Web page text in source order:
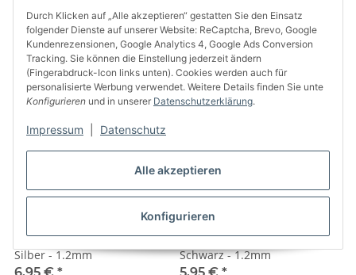
Alle akzeptieren
Konfigurieren
Durch Klicken auf „Alle akzeptieren“ gestatten Sie den Einsatz
folgender Dienste auf unserer Website: ReCaptcha, Brevo, Google
Kundenrezensionen, Google Analytics 4, Google Ads Conversion
Tracking. Sie können die Einstellung jederzeit ändern
(Fingerabdruck-Icon links unten). Cookies werden auch für
personalisierte Werbung verwendet. Weitere Details finden Sie unte
Konfigurieren und in unserer Datenschutzerklärung.
Impressum Datenschutz
2,29 € *
7,95 €*
Piercing Segmentring - Stahl -
Silber - 1.2mm
Piercing Spirale - Stahl -
Schwarz - 1.2mm